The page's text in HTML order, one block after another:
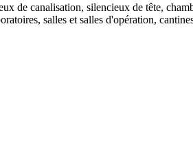
de canalisation, silencieux de tête,
salles et salles d'opération,